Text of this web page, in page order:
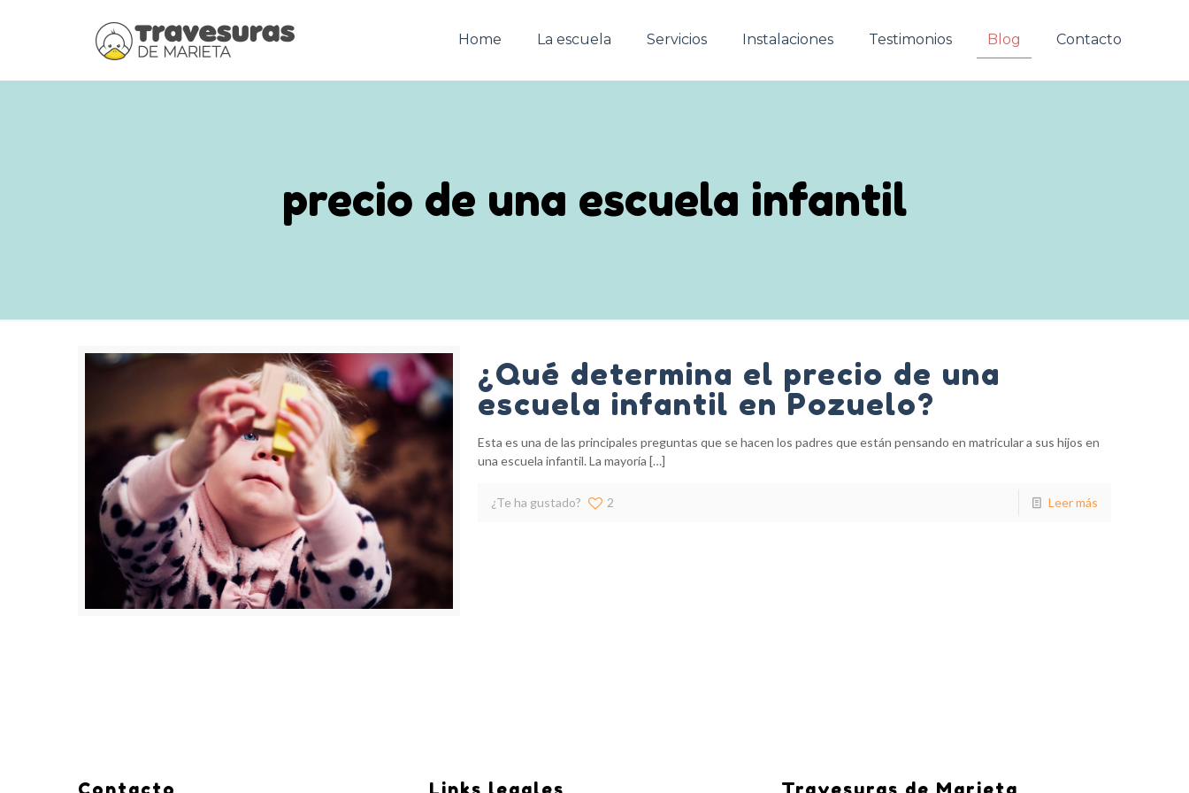
Home La escuela Servicios Instalaciones Testimonios Blog Contacto
precio de una escuela infantil
¿Qué determina el precio de una
escuela infantil en Pozuelo?
Esta es una de las principales preguntas que se hacen los padres que están pensando en matricular a sus hijos en
una escuela infantil. La mayoría […]
¿Te ha gustado? 2 Leer más